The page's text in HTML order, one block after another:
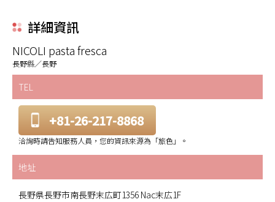
詳細資訊
NICOLI pasta fresca
長野縣／長野
TEL
+81-26-217-8868
洽詢時請告知服務人員，您的資訊來源為「旅色」。
地址
長野県長野市南長野末広町1356 Nac末広1F